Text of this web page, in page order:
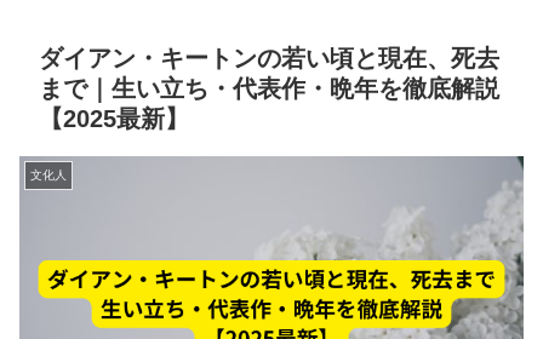
ダイアン・キートンの若い頃と現在、死去
まで｜生い立ち・代表作・晩年を徹底解説
【2025最新】
文化人